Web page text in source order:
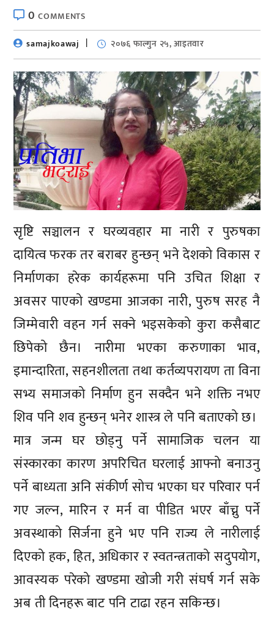
0COMMENTS
samajkoawaj
२०७६ फाल्गुन २५, आइतवार
सृष्टि सञ्चालन र घरव्यवहार मा नारी र पुरुषका
दायित्व फरक तर बराबर हुन्छन् भने देशको विकास र
निर्माणका हरेक कार्यहरूमा पनि उचित शिक्षा र
अवसर पाएको खण्डमा आजका नारी, पुरुष सरह नै
जिम्मेवारी वहन गर्न सक्ने भइसकेको कुरा कसैबाट
छिपेको छैन। नारीमा भएका करुणाका भाव,
इमान्दारिता, सहनशीलता तथा कर्तव्यपरायण ता विना
सभ्य समाजको निर्माण हुन सक्दैन भने शक्ति नभए
शिव पनि शव हुन्छन् भनेर शास्त्र ले पनि बताएको छ।
मात्र जन्म घर छोड्नु पर्ने सामाजिक चलन या
संस्कारका कारण अपरिचित घरलाई आफ्नो बनाउनु
पर्ने बाध्यता अनि संकीर्ण सोच भएका घर परिवार पर्न
गए जल्न, मारिन र मर्न वा पीडित भएर बाँच्नु पर्ने
अवस्थाको सिर्जना हुने भए पनि राज्य ले नारीलाई
दिएको हक, हित, अधिकार र स्वतन्त्रताको सदुपयोग,
आवस्यक परेको खण्डमा खोजी गरी संघर्ष गर्न सके
अब ती दिनहरू बाट पनि टाढा रहन सकिन्छ।